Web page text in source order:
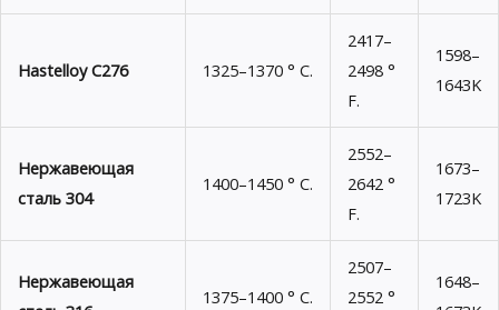
Hastelloy C276 1325–1370 ° C.
2417–
2498 °
F.
1598–
1643K
Нержавеющая
сталь 304
1400–1450 ° C.
2552–
2642 °
F.
1673–
1723K
Нержавеющая
1375–1400 ° C.
2507–
2552 °
1648–